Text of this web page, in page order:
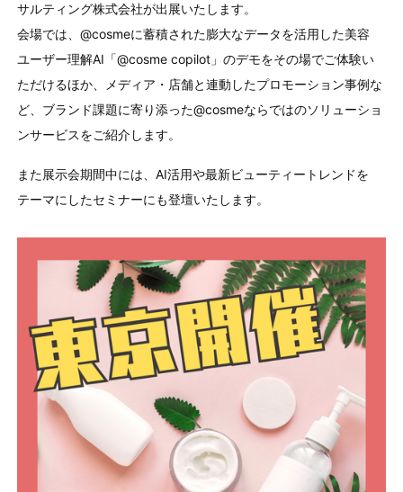
サルティング株式会社が出展いたします。
会場では、 @cosmeに蓄積された膨大なデータを活用した美容
ユーザー理解AI「@cosme copilot」のデモをその場でご体験い
ただけるほか、メディア・店舗と連動したプロモーション事例な
ど、ブランド課題に寄り添った@cosmeならではのソリューショ
ンサービスをご紹介します。
また展示会期間中には、AI活用や最新ビューティートレンドを
テーマにしたセミナーにも登壇いたします。